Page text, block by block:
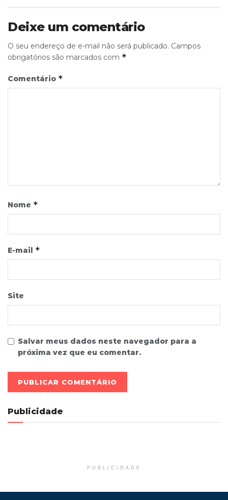
Deixe um comentário
O seu endereço de e-mail não será publicado. Campos
obrigatórios são marcados com *
Comentário *
Nome *
E-mail *
Site
Salvar meus dados neste navegador para a
próxima vez que eu comentar.
Publicidade
PUBLICIDADE